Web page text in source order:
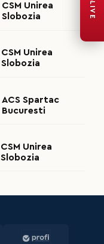
CSM Unirea
Slobozia
CSM Unirea
Slobozia
ACS Spartac
Bucuresti
CSM Unirea
Slobozia
LIVE